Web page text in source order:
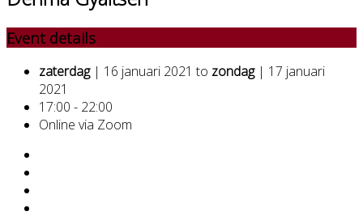
Event details
zaterdag| 16 januari 2021 to zondag| 17 januari
2021
17:00 - 22:00
Online via Zoom